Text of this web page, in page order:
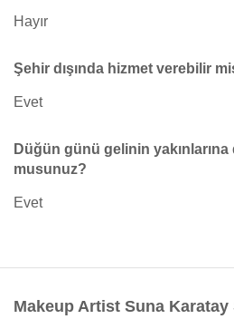
Hayır
Şehir dışında hizmet verebilir
Evet
Düğün günü gelinin
musunuz?
Evet
Makeup Artist Suna Karatay